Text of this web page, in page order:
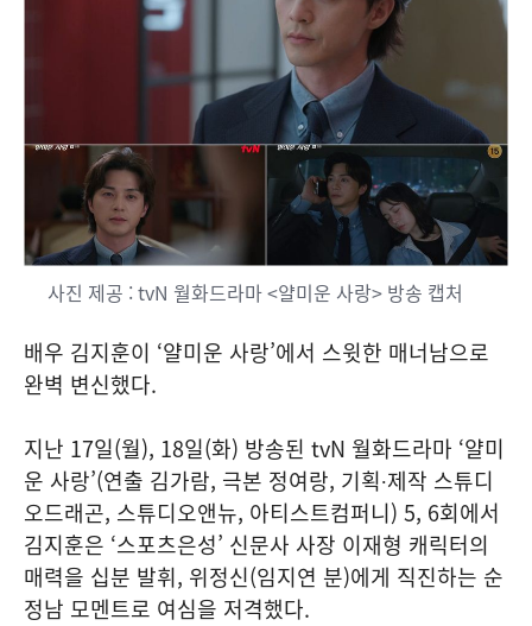
사진 제공 : tvN 월화드라마 <얄미운 사랑> 방송 캡처
배우 김지훈이 ‘얄미운 사랑’에서 스윗한 매너남으로
완벽 변신했다.
지난 17일(월), 18일(화) 방송된 tvN 월화드라마 ‘얄미
운 사랑’(연출 김가람, 극본 정여랑, 기획∙제작 스튜디
오드래곤, 스튜디오앤뉴, 아티스트컴퍼니) 5, 6회에서
김지훈은 ‘스포츠은성’ 신문사 사장 이재형 캐릭터의
매력을 십분 발휘, 위정신(임지연 분)에게 직진하는 순
정남 모멘트로 여심을 저격했다.